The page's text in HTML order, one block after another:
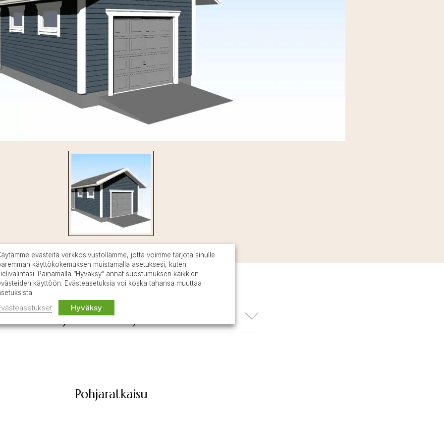
edustajalta
Pohjaratkaisu
evästeitä verkkosivustollamme, jotta voimme tarjota sinulle
käyttökokemuksen muistamalla asetuksesi, kuten
Painamalla “Hyväksy” annat suostumuksen kaikkien
käyttöön. Evästeasetuksia voi koska tahansa muuttaa
Hyväksy